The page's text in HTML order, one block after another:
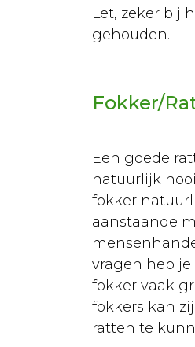
Urgentie
Ziekten
ziektes
Vergiftigingen
EHBO
Rassen
Sterilisatie
Algemeen
Euthanasie
Let, zeker bij
gehouden.
Fokker/
Een goede
natuurlijk
fokker
aanstaande
vragen heb
fokker vaak
fokkers kan
ratten te